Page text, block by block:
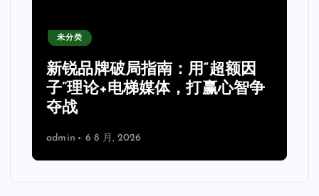
未分类
新锐品牌破局指南：用“超额因
子”理论+电梯媒体，打赢心智争
夺战
admin 6 8 月, 2026